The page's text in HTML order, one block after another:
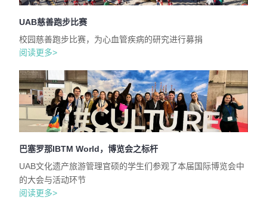
UAB慈善跑步比赛
校园慈善跑步比赛，为心血管疾病的研究进行募捐
阅读更多>
巴塞罗那IBTM World，博览会之标杆
UAB文化遗产旅游管理官硕的学生们参观了本届国际博览会中
的大会与活动环节
阅读更多>